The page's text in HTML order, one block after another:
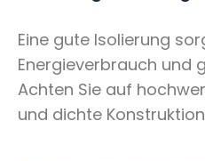
Eine gute Isolierung
Energieverbrauch und
Achten Sie auf
und dichte